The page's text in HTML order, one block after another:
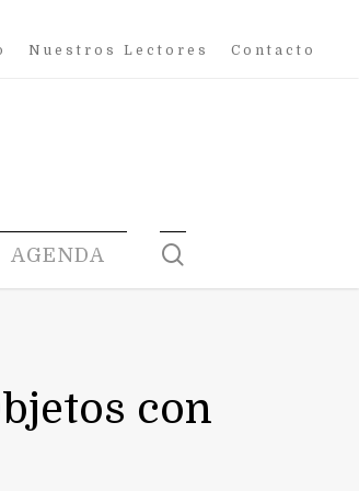
Nuestros Lectores Contacto
AGENDA
con